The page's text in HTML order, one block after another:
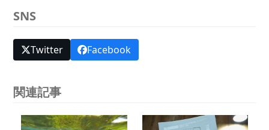
SNS
Twitter Facebook
関連記事